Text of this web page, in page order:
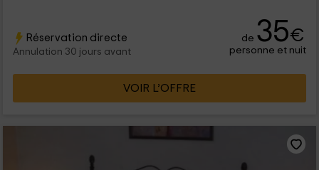
Réservation directe
Annulation 30 jours avant
de 35€
personne et nuit
VOIR L’OFFRE